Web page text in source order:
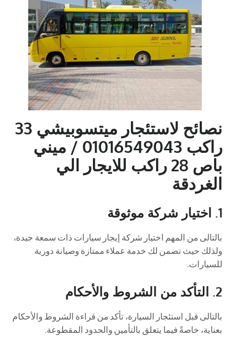
نصائح لاستئجار ميتسوبيشي 33
راكب 01016549043 / ميني
باص 28 راكب للايجار الي
الغردقة
1. اختيار شركة موثوقة
بالتالى من المهم اختيار شركة إيجار سيارات ذات سمعة جيدة،
ولذلك حيث تضمن لك خدمة عملاء ممتازة وصيانة دورية
للسيارات.
2. التأكد من الشروط والأحكام
بالتالى قبل استئجار السيارة، تأكد من قراءة الشروط والأحكام
بعناية، خاصةً فيما يتعلق بالتأمين والحدود المقطوعة.